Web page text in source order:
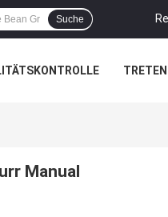
Suche
Manual